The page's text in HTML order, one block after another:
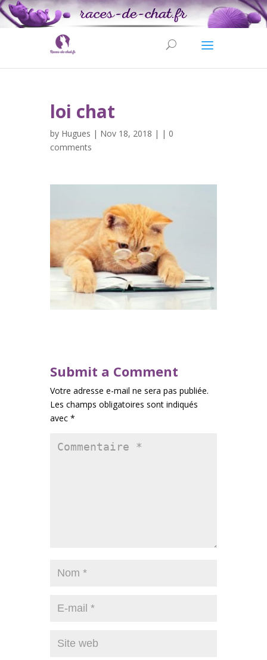
loi chat
by Hugues | Nov 18, 2018 | | 0
comments
Submit a Comment
Votre adresse e-mail ne sera pas publiée.
Les champs obligatoires sont indiqués
avec *